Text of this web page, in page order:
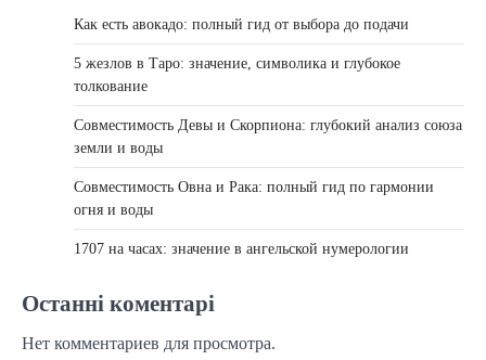
Как есть авокадо: полный гид от выбора до подачи
5 жезлов в Таро: значение, символика и глубокое
толкование
Совместимость Девы и Скорпиона: глубокий анализ союза
земли и воды
Совместимость Овна и Рака: полный гид по гармонии
огня и воды
1707 на часах: значение в ангельской нумерологии
Останні коментарі
Нет комментариев для просмотра.